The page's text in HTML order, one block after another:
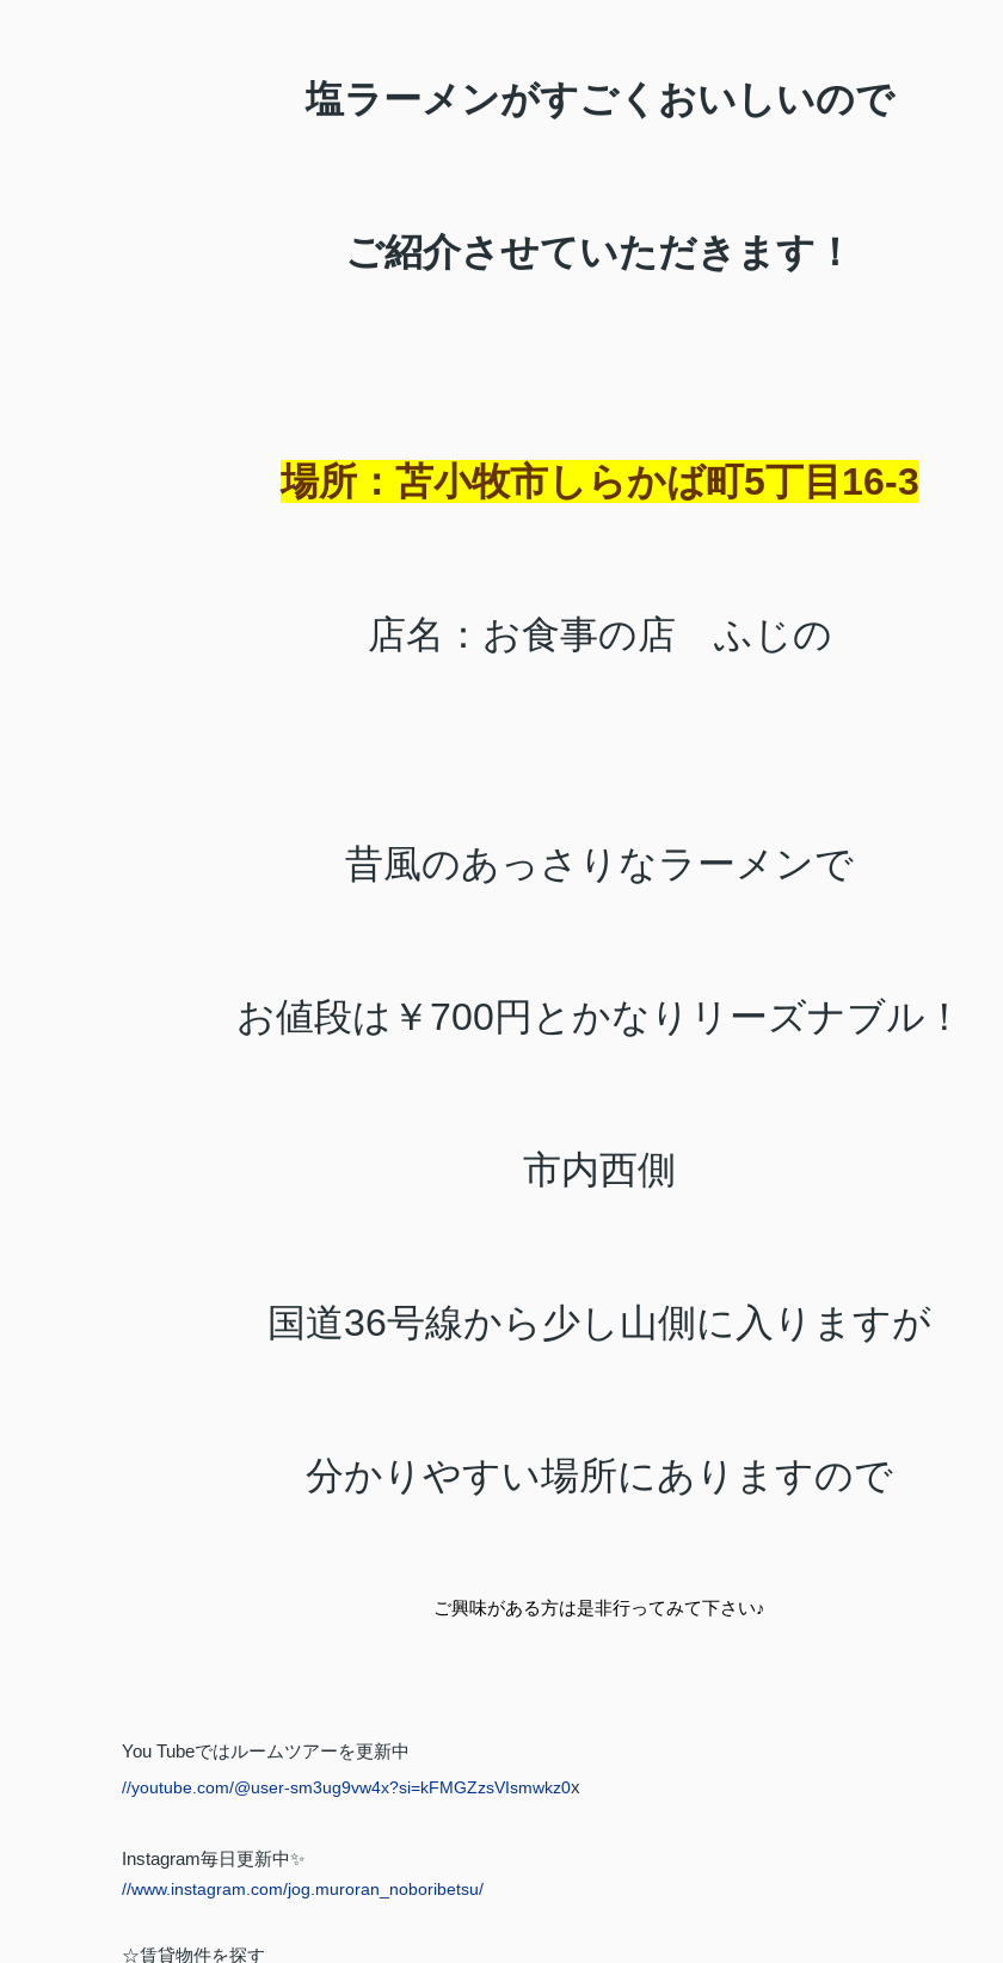
塩ラーメンがすごくおいしいので
ご紹介させていただきます！
場所： 苫小牧市しらかば町5丁目16-3
店名：お食事の店 ふじの
昔風のあっさりなラーメンで
お値段は￥700円とかなりリーズナブル！
市内西側
国道36号線から少し山側に入りますが
分かりやすい場所にありますので
ご興味がある方は是非行ってみて下さい♪
You Tubeではルームツアーを更新中
//youtube.com/@user-sm3ug9vw4x?si=kFMGZzsVIsmwkz0x
Instagram毎日更新中✨
//www.instagram.com/jog.muroran_noboribetsu/
☆賃貸物件を探す